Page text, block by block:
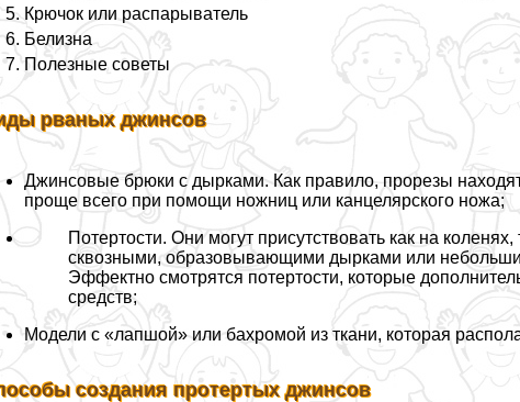
Крючок или распарыватель
Белизна
Полезные советы
рваных джинсов
Джинсовые брюки с дырками. Как правило, прорезы
проще всего при помощи ножниц или канцелярского ножа;
Потертости. Они могут присутствовать как на
сквозными, образовывающими дырками или
Эффектно смотрятся потертости, которые
средств;
Модели с «лапшой» или бахромой из ткани, которая
создания протертых джинсов